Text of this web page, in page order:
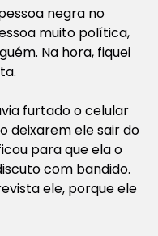
negra no
muito política,
Na hora, fiquei
furtado o celular
deixarem ele sair do
para que ela o
com bandido.
ele, porque ele